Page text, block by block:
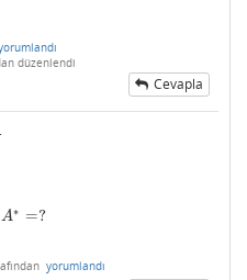
düzenlendi
Cevapla
A∗ =?
yorumlandı